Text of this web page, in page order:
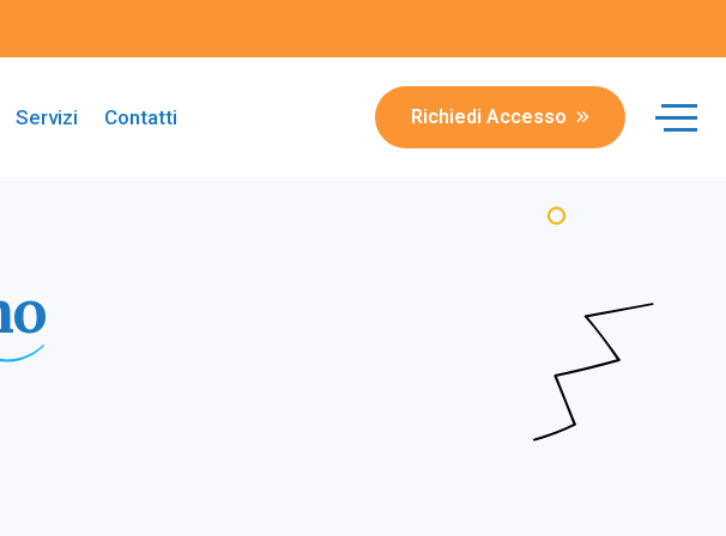
Servizi Contatti Richiedi Accesso